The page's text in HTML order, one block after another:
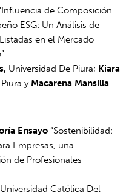
de Composición
ESG: Un Análisis de
en el Mercado
Universidad De Piura; Kiara
y Macarena Mansilla
Ensayo “Sostenibilidad:
Empresas, una
de Profesionales
, Universidad Católica Del